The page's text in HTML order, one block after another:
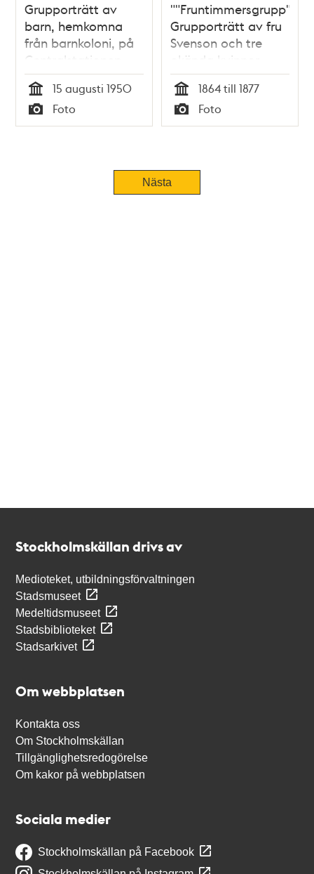
Grupporträtt av
barn, hemkomna
från barnkoloni, på
Centralstationen
Tid
15 augusti 1950
Typ
Foto
""Fruntimmersgrupp"".
Grupporträtt av fru
Svenson och tre
okända kvinnor,
som handarbetar
Tid
1864 till 1877
Typ
Foto
Nästa
Stockholmskällan drivs av
Medioteket, utbildningsförvaltningen
Stadsmuseet
Medeltidsmuseet
Stadsbiblioteket
Stadsarkivet
Om webbplatsen
Kontakta oss
Om Stockholmskällan
Tillgänglighetsredogörelse
Om kakor på webbplatsen
Sociala medier
Stockholmskällan på Facebook